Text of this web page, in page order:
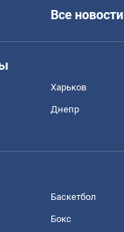
Все новости
Харьков
Днепр
Баскетбол
Бокс